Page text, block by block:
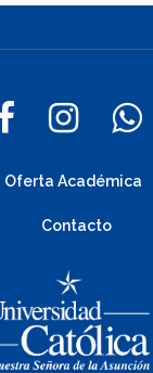
Oferta Académica
Contacto